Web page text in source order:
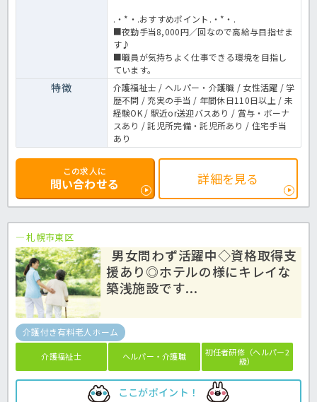
.・*・.おすすめポイント.・*・.
■夜勤手当8,000円／回なので高給与目指せま
す♪
■職員が気持ちよく仕事できる環境を目指し
ています。
特徴
介護福祉士 / ヘルパー・介護職 / 女性活躍 / 学
歴不問 / 充実の手当 / 年間休日110日以上 / 未
経験OK / 駅近or送迎バスあり / 賞与・ボーナ
スあり / 託児所完備・託児所あり / 住宅手当
あり
この求人に
問い合わせる 詳細を見る
札幌市東区
男女問わず活躍中◇資格取得支
援あり◎ホテルの様にキレイな
築浅施設です...
介護付き有料老人ホーム
介護福祉士 ヘルパー・介護職
初任者研修（ヘルパー2
級）
ここがポイント！